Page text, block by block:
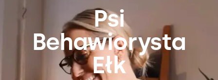
Psi
Behawiorysta
Ełk